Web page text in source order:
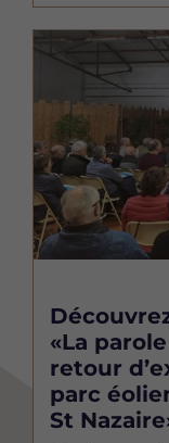
Image
«La
retour
parc
St